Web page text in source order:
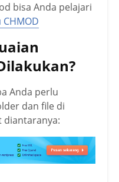
bisa Anda pelajari
Anda perlu
dan file di
diantaranya: